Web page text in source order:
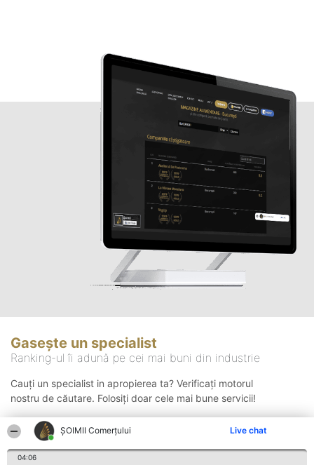
ȘOIMII Comerțului Live chat
04:06
Gasește un specialist
Ranking-ul îi adună pe cei mai buni din industrie
Cauți un specialist in apropierea ta? Verificați motorul
nostru de căutare. Folosiți doar cele mai bune servicii!